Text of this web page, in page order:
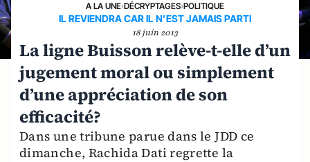
A LA UNE›DÉCRYPTAGES›POLITIQUE
IL REVIENDRA CAR IL N’EST JAMAIS PARTI
18 juin 2013
La ligne Buisson relève-t-elle d’un
jugement moral ou simplement
d’une appréciation de son
efficacité?
Dans une tribune parue dans le JDD ce
dimanche, Rachida Dati regrette la